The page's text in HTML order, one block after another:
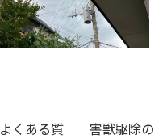
よくある質
害獣駆除の